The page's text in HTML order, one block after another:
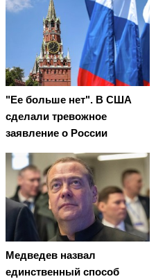
"Ее больше нет". В США
сделали тревожное
заявление о России
Медведев назвал
единственный способ